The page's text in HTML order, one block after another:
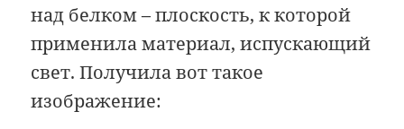
над белком – плоскость, к которой
применила материал, испускающий
свет. Получила вот такое
изображение: